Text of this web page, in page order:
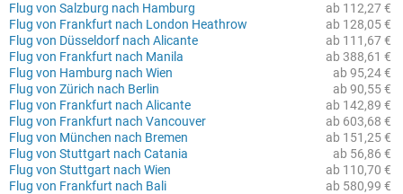
ab 112,27 €
Flug von Salzburg nach Hamburg
ab 128,05 €
Flug von Frankfurt nach London Heathrow
ab 111,67 €
Flug von Düsseldorf nach Alicante
ab 388,61 €
Flug von Frankfurt nach Manila
ab 95,24 €
Flug von Hamburg nach Wien
ab 90,55 €
Flug von Zürich nach Berlin
ab 142,89 €
Flug von Frankfurt nach Alicante
ab 603,68 €
Flug von Frankfurt nach Vancouver
ab 151,25 €
Flug von München nach Bremen
ab 56,86 €
Flug von Stuttgart nach Catania
ab 110,70 €
Flug von Stuttgart nach Wien
ab 580,99 €
Flug von Frankfurt nach Bali